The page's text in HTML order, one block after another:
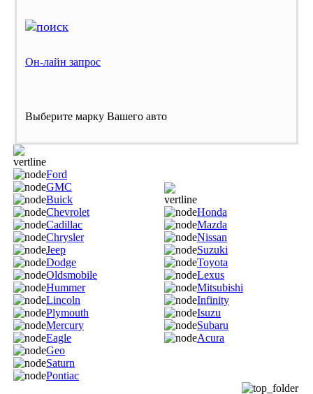
Он-лайн запрос
Выберите марку Вашего авто
Ford
GMC
Buick
Chevrolet
Cadillac
Chrysler
Jeep
Dodge
Oldsmobile
Hummer
Lincoln
Plymouth
Mercury
Eagle
Geo
Saturn
Pontiac
Honda
Mazda
Nissan
Suzuki
Toyota
Lexus
Mitsubishi
Infinity
Isuzu
Subaru
Acura